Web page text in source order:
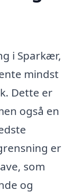
i Sparkær,
mindst
Dette er
også en
er
som
og